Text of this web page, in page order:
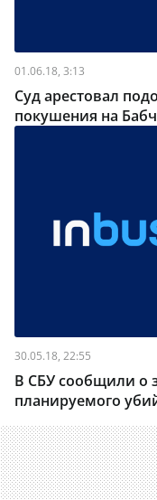
01.06.18, 3:13
Суд арестовал
покушения на
30.05.18, 22:55
В СБУ сообщили о
планируемого